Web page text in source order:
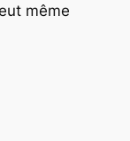
même